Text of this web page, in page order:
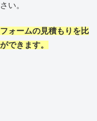
い。
ォームの見積もりを比
できます。